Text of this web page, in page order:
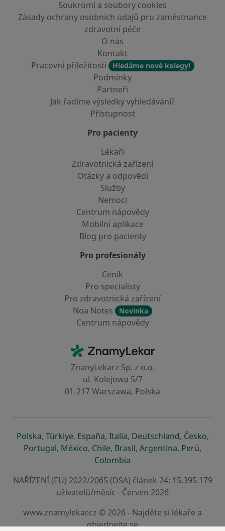
Soukromí a soubory cookies
Zásady ochrany osobních údajů pro zaměstnance
zdravotní péče
O nás
Kontakt
Pracovní příležitosti
Hledáme nové kolegy!
Podmínky
Partneři
Jak řadíme výsledky vyhledávání?
Přístupnost
Pro pacienty
Lékaři
Zdravotnická zařízení
Otázky a odpovědi
Služby
Nemoci
Centrum nápovědy
Mobilní aplikace
Blog pro pacienty
Pro profesionály
Ceník
Pro specialisty
Pro zdravotnická zařízení
Noa Notes
Novinka
Centrum nápovědy
ZnamyLekar - Hlavní stránka
ZnanyLekarz Sp. z o.o.
ul. Kolejowa 5/7
01-217 Warszawa, Polska
Polskase otevře v nové záložce
, Türkiyese otevře v nové záložce
, Españase otevře v nové záložce
, Italiase otevře v nové záložce
, Deutschlandse otevře v
, Českose
,
Portugalse otevře v nové záložce
, Méxicose otevře v nové záložce
, Chilese otevře v nové záložce
, Brasilse otevře v nové
, Argentinase otevře v
, Perúse
,
Colombia
NAŘÍZENÍ (EU) 2022/2065 (DSA) článek 24: 15.395.179
uživatelů/měsíc - Červen 2026
www.znamylekar.cz © 2026 - Najděte si lékaře a
objednejte se